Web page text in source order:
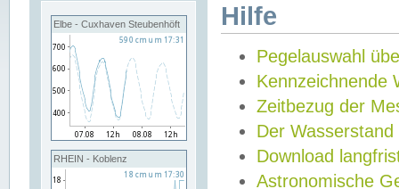
Elbe - Cuxhaven Steubenhöft
RHEIN - Koblenz
Hilfe
Pegelauswahl
Kennzeichnende
Zeitbezug der
Der Wasserstand
Download
Astronomische